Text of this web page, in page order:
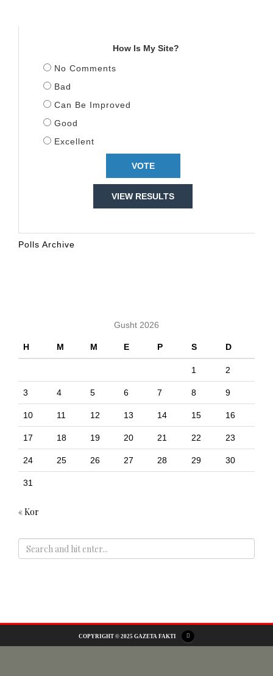
How Is My Site?
No Comments
Bad
Can Be Improved
Good
Excellent
VIEW RESULTS
Polls Archive
Gusht 2026
H M M E P S D
1 2
3 4 5 6 7 8 9
10 11 12 13 14 15 16
17 18 19 20 21 22 23
24 25 26 27 28 29 30
31
« Kor
COPYRIGHT © 2025 GAZETA FAKTI